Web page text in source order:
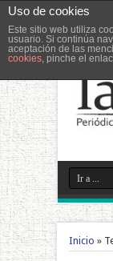
Uso de cookies
Este sitio web utiliza
usuario. Si continúa
aceptación de las
cookies, pinche el
Inicio »